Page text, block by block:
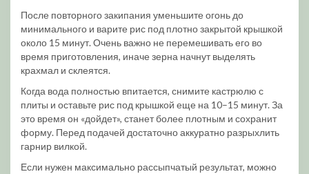
После повторного закипания уменьшите огонь до
минимального и варите рис под плотно закрытой крышкой
около 15 минут. Очень важно не перемешивать его во
время приготовления, иначе зерна начнут выделять
крахмал и склеятся.
Когда вода полностью впитается, снимите кастрюлю с
плиты и оставьте рис под крышкой еще на 10–15 минут. За
это время он «дойдет», станет более плотным и сохранит
форму. Перед подачей достаточно аккуратно разрыхлить
гарнир вилкой.
Если нужен максимально рассыпчатый результат, можно